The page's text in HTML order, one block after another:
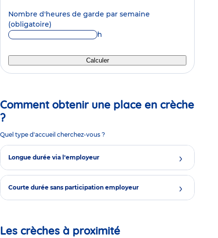
Nombre d'heures de garde par semaine
(obligatoire)
h
Calculer
Comment obtenir une place en crèche
?
Quel type d'accueil cherchez-vous ?
Longue durée via l'employeur
Courte durée sans participation employeur
Les crèches à proximité